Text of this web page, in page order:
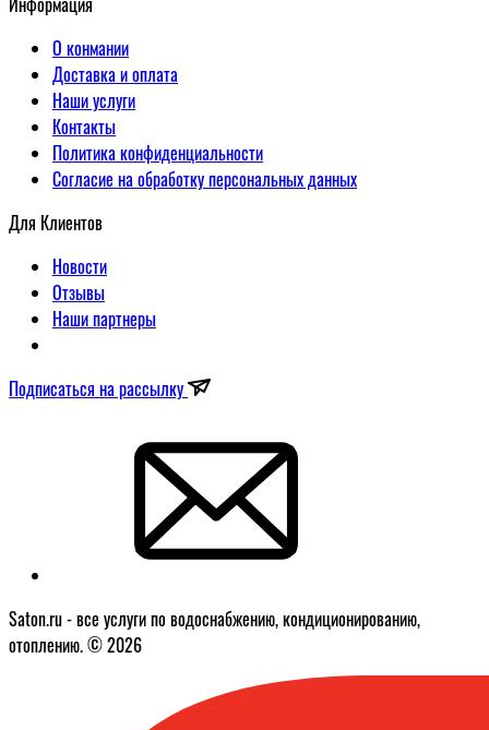
О конмании
Доставка и оплата
Наши услуги
Контакты
Политика конфиденциальности
Согласие на обработку персональных данных
Для Клиентов
Новости
Отзывы
Наши партнеры
Подписаться на рассылку
Saton.ru - все услуги по водоснабжению, кондиционированию,
отоплению. © 2026